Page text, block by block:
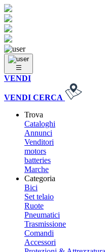
VENDI
VENDI CERCA
Trova
Cataloghi
Annunci
Venditori
motors
batteries
Marche
Categoria
Bici
Set telaio
Ruote
Pneumatici
Trasmissione
Comandi
Accessori